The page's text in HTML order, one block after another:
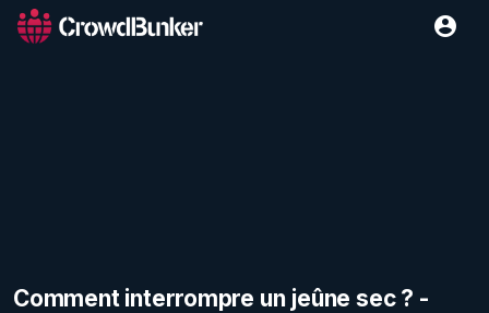
Comment interrompre un jeûne sec ? -